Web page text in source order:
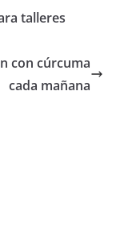
talleres
con cúrcuma
cada mañana